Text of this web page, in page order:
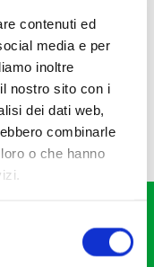
contenuti ed
media e per
inoltre
nostro sito con i
dei dati web,
combinarle
o che hanno